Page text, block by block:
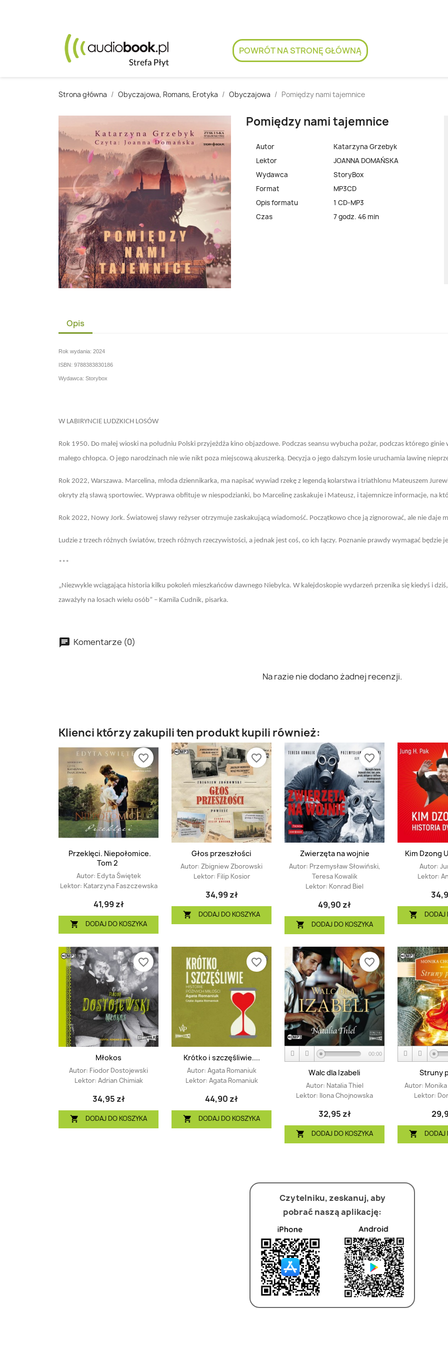
POWRÓT NA STRONĘ GŁÓWNĄ
Strona główna Obyczajowa, Romans, Erotyka Obyczajowa Pomiędzy nami tajemnice
Pomiędzy nami tajemnice
Autor
Katarzyna Grzebyk
Lektor
JOANNA DOMAŃSKA
Wydawca
StoryBox
Format
MP3CD
Opis formatu
1 CD-MP3
Czas
7 godz. 46 min
Opis
Rok wydania: 2024
ISBN: 9788383830186
Wydawca: Storybox
W LABIRYNCIE LUDZKICH LOSÓW
Rok 1950. Do małej wioski na południu Polski przyjeżdża kino objazdowe. Podczas seansu wybucha pożar, podczas którego
małego chłopca. O jego narodzinach nie wie nikt poza miejscową akuszerką. Decyzja o jego dalszym losie uruchamia lawinę
Rok 2022, Warszawa. Marcelina, młoda dziennikarka, ma napisać wywiad rzekę z legendą kolarstwa i triathlonu Mateuszem
okryty złą sławą sportowiec. Wyprawa obfituje w niespodzianki, bo Marcelinę zaskakuje i Mateusz, i tajemnicze informacje, na
Rok 2022, Nowy Jork. Światowej sławy reżyser otrzymuje zaskakującą wiadomość. Początkowo chce ją zignorować, ale nie daje
Ludzie z trzech różnych światów, trzech różnych rzeczywistości, a jednak jest coś, co ich łączy. Poznanie prawdy wymagać
***
„Niezwykle wciągająca historia kilku pokoleń mieszkańców dawnego Niebylca. W kalejdoskopie wydarzeń przenika się kiedyś i
zaważyły na losach wielu osób” – Kamila Cudnik, pisarka.
Komentarze (0)
Na razie nie dodano żadnej recenzji.
Klienci którzy zakupili ten produkt kupili również:
Przeklęci. Niepołomice.
Tom 2
Autor: Edyta Świętek
Lektor: Katarzyna Faszczewska
41,99 zł
 DODAJ DO KOSZYKA
favorite_border
Głos przeszłości
Autor: Zbigniew Zborowski
Lektor: Filip Kosior
34,99 zł
 DODAJ DO KOSZYKA
favorite_border
Zwierzęta na wojnie
Autor: Przemysław Słowiński,
Teresa Kowalik
Lektor: Konrad Biel
49,90 zł
 DODAJ DO KOSZYKA
favorite_border
Kim Dzong
Autor:
Lektor:
 DODAJ
Młokos
Autor: Fiodor Dostojewski
Lektor: Adrian Chimiak
34,95 zł
 DODAJ DO KOSZYKA
favorite_border
Krótko i szczęśliwie....
Autor: Agata Romaniuk
Lektor: Agata Romaniuk
44,90 zł
 DODAJ DO KOSZYKA
favorite_border
00:00
Walc dla Izabeli
Autor: Natalia Thiel
Lektor: Ilona Chojnowska
32,95 zł
 DODAJ DO KOSZYKA
favorite_border
Struny
Autor:
Lektor:
 DODAJ
Czytelniku, zeskanuj, aby
pobrać naszą aplikację: